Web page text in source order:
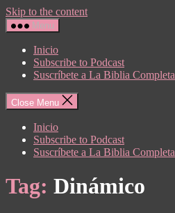
Skip to the content
Menu
Inicio
Subscribe to Podcast
Suscríbete a La Biblia Completa
Close Menu
Inicio
Subscribe to Podcast
Suscríbete a La Biblia Completa
Tag: Dinámico